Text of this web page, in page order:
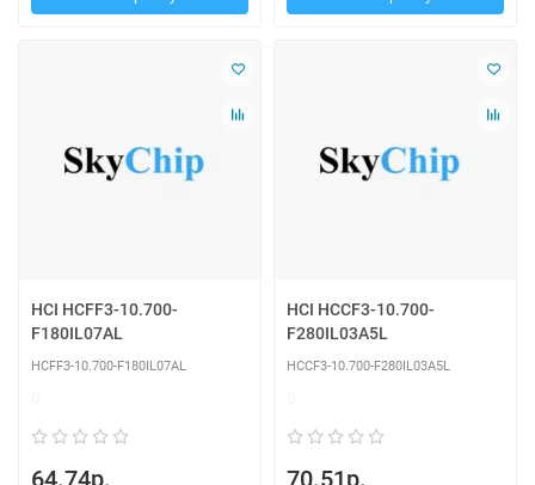
HCI HCFF3-10.700-
F180IL07AL
HCFF3-10.700-F180IL07AL
HCI HCCF3-10.700-
F280IL03A5L
HCCF3-10.700-F280IL03A5L